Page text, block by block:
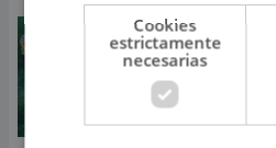
Cookies
estrictamente
necesarias